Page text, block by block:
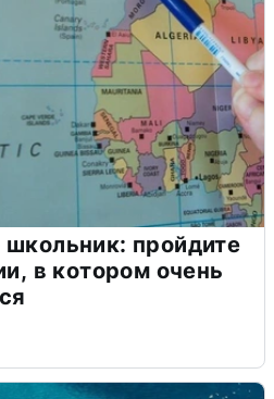
пройдите
в котором очень